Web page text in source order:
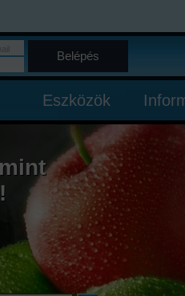
Belépés
Eszközök